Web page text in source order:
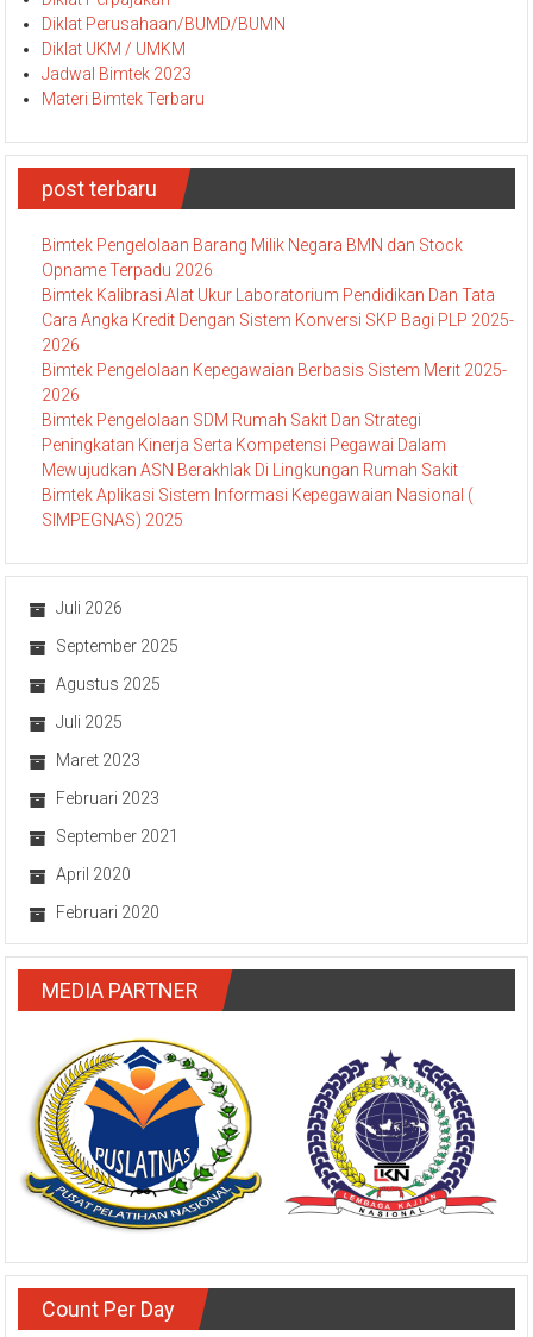
Diklat Perusahaan/BUMD/BUMN
Diklat UKM / UMKM
Jadwal Bimtek 2023
Materi Bimtek Terbaru
post terbaru
Bimtek Pengelolaan Barang Milik Negara BMN dan Stock
Opname Terpadu 2026
Bimtek Kalibrasi Alat Ukur Laboratorium Pendidikan Dan Tata
Cara Angka Kredit Dengan Sistem Konversi SKP Bagi PLP 2025-
2026
Bimtek Pengelolaan Kepegawaian Berbasis Sistem Merit 2025-
2026
Bimtek Pengelolaan SDM Rumah Sakit Dan Strategi
Peningkatan Kinerja Serta Kompetensi Pegawai Dalam
Mewujudkan ASN Berakhlak Di Lingkungan Rumah Sakit
Bimtek Aplikasi Sistem Informasi Kepegawaian Nasional (
SIMPEGNAS) 2025
Juli 2026
September 2025
Agustus 2025
Juli 2025
Maret 2023
Februari 2023
September 2021
April 2020
Februari 2020
MEDIA PARTNER
Count Per Day